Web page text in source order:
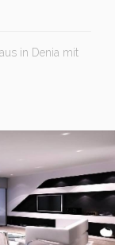
in Denia mit